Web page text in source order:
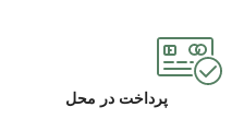
پرداخت در محل